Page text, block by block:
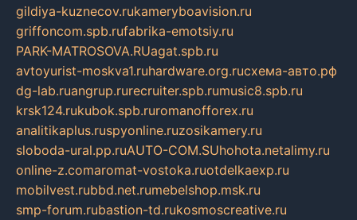
gildiya-kuznecov.rukameryboavision.ru
griffoncom.spb.rufabrika-emotsiy.ru
PARK-MATROSOVA.RUagat.spb.ru
avtoyurist-moskva1.ruhardware.org.ruсхема-авто.рф
dg-lab.ruangrup.rurecruiter.spb.rumusic8.spb.ru
krsk124.rukubok.spb.ruromanofforex.ru
analitikaplus.ruspyonline.ruzosikamery.ru
sloboda-ural.pp.ruAUTO-COM.SUhohota.netalimy.ru
online-z.comaromat-vostoka.ruotdelkaexp.ru
mobilvest.rubbd.net.rumebelshop.msk.ru
smp-forum.rubastion-td.rukosmoscreative.ru